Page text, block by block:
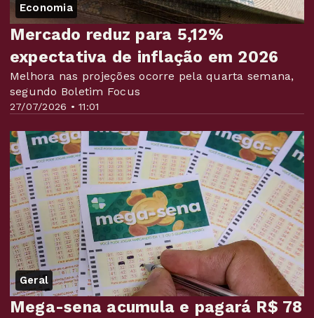
Economia
27/07/2026 • 11:01
Mercado reduz para 5,12%
expectativa de inflação em 2026
Melhora nas projeções ocorre pela quarta semana,
segundo Boletim Focus
Geral
Mega-sena acumula e pagará R$ 78